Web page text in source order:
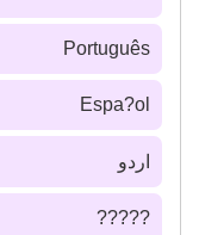
Português
Espa?ol
اردو
?????